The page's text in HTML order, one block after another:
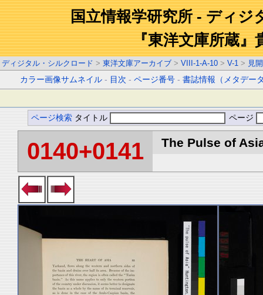
国立情報学研究所 - ディジ
『東洋文庫所蔵』
ディジタル・シルクロード > 東洋文庫アーカイブ > VIII-1-A-10 > V-1 > 見
カラー画像サムネイル - 目次 -ページ番号 -書誌情報（メタデー
ページ検索 タイトル ページ
0140+0141 The Pulse of